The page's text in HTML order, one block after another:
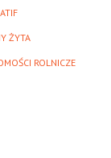
ŻYTA
ROLNICZE